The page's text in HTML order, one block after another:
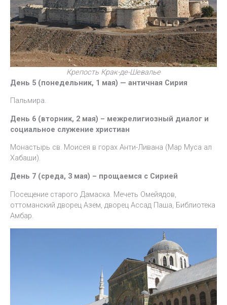
Крепость Крак-де-Шевалье
День 5 (понедельник, 1 мая) — античная Сирия
Пальмира.
День 6 (вторник, 2 мая) – межрелигиозный диалог и
социальное служение христиан
Монастырь св. Моисея в горах Анти-Ливана (Мар Муса ал
Хабаши).
День 7 (среда, 3 мая) – прощаемся с Сирией
Посещение старого Дамаска. Мечеть Омейядов,
оттоманский дворец Азем, дворец Ассад Паша, Библиотека
Амбар.